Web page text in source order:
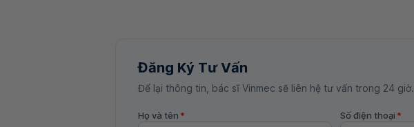
Đăng Ký Tư Vấn
Để lại thông tin, bác sĩ Vinmec sẽ liên hệ tư vấn trong 24 giờ.
Họ và tên * Số điện thoại *